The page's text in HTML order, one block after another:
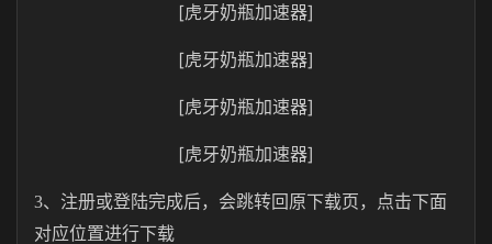
[虎牙奶瓶加速器]
[虎牙奶瓶加速器]
[虎牙奶瓶加速器]
[虎牙奶瓶加速器]
3、注册或登陆完成后，会跳转回原下载页，点击下面
对应位置进行下载